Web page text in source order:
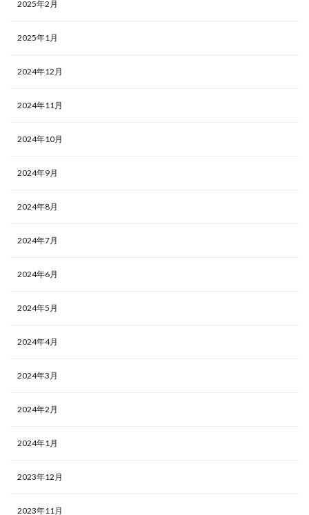
2025年2月
2025年1月
2024年12月
2024年11月
2024年10月
2024年9月
2024年8月
2024年7月
2024年6月
2024年5月
2024年4月
2024年3月
2024年2月
2024年1月
2023年12月
2023年11月